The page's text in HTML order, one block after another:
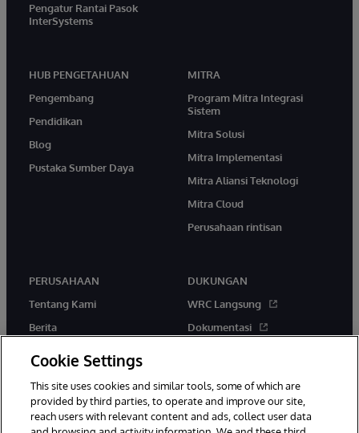
Pengatur Rantai Pasok
InterSystems
HUB PENGETAHUAN
Pengembang
Pendidikan
Blog
Pustaka Sumber Daya
MITRA
Program Mitra Integrasi
Sistem
Mitra Solusi
Mitra Implementasi
Mitra Aliansi Teknologi
Mitra Cloud
Perusahaan rintisan
PERUSAHAAN
Tentang Kami
Berita
DUKUNGAN
WRC Langsung
Dokumentasi
Cookie Settings
This site uses cookies and similar tools, some of which are
provided by third parties, to operate and improve our site,
reach users with relevant content and ads, collect user data